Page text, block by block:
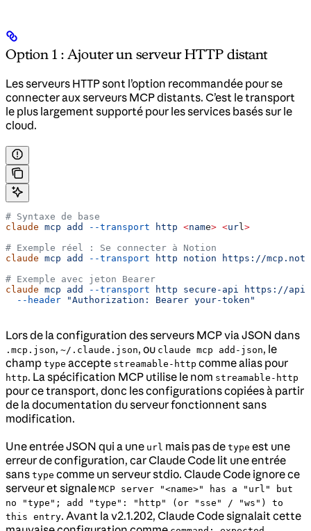
Option 1 : Ajouter un serveur HTTP distant
Les serveurs HTTP sont l’option recommandée pour se
connecter aux serveurs MCP distants. C’est le transport
le plus largement supporté pour les services basés sur le
cloud.
# Syntaxe de base
claude mcp add --transport http <name> <url >
# Exemple réel : Se connecter à Notion
claude mcp add --transport http notion https://
# Exemple avec jeton Bearer
claude mcp add --transport http secure-api
https://
  --header
"Authorization: Bearer your-token"
Lors de la configuration des serveurs MCP via JSON dans
.mcp.json, ~/.claude.json, ou claude mcp add-json, le
champ type accepte streamable-http comme alias pour
http. La spécification MCP utilise le nom streamable-http
pour ce transport, donc les configurations copiées à partir
de la documentation du serveur fonctionnent sans
modification.
Une entrée JSON qui a une url mais pas de type est une
erreur de configuration, car Claude Code lit une entrée
sans type comme un serveur stdio. Claude Code ignore ce
serveur et signale MCP server "<name>" has a "url" but
no "type"; add "type": "http" (or "sse" / "ws") to
this entry. Avant la v2.1.202, Claude Code signalait cette